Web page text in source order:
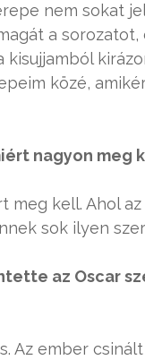
nem sokat
a
kisujjamból
közé,
nagyon meg
meg kell. Ahol
sok ilyen
az Oscar
Az ember